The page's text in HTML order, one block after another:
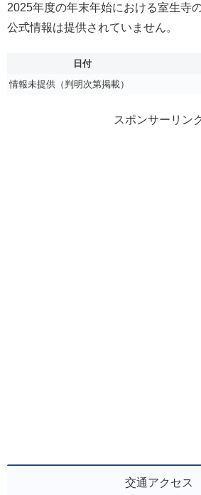
2025年度の年末年始における室生寺
公式情報は提供されていません。
日付
情報未提供（判明次第掲載）
スポンサーリン
交通アクセス